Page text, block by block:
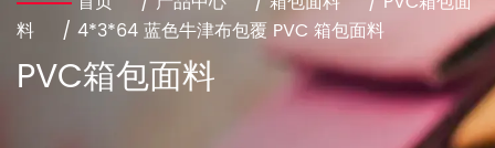
料
/ 4*3*64 蓝色牛津布包覆 PVC 箱包面料